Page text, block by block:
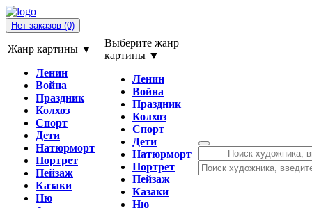
Нет заказов (0)
Жанр картины ▼
Ленин
Война
Праздник
Колхоз
Спорт
Дети
Натюрморт
Портрет
Пейзаж
Казаки
Ню
Выберите жанр
картины ▼
Ленин
Война
Праздник
Колхоз
Спорт
Дети
Натюрморт
Портрет
Пейзаж
Казаки
Ню